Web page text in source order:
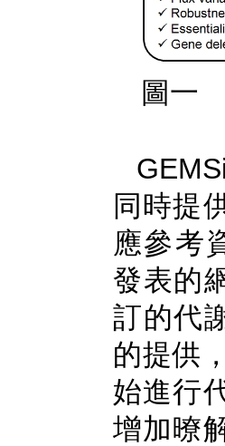
圖一
同時提
應參考
發表的
訂的代
的提供
始進行
增加暸